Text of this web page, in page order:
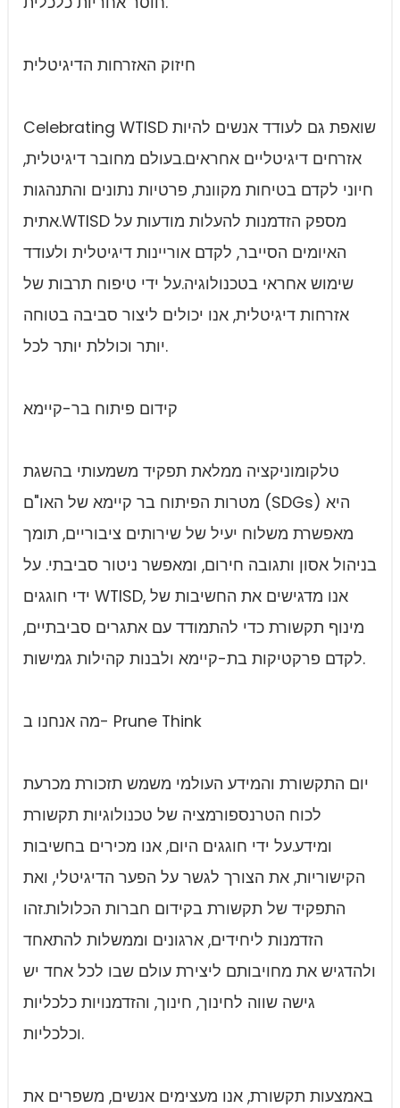
חיזוק האזרחות הדיגיטלית
Celebrating WTISD שואפת גם לעודד אנשים להיות
אזרחים דיגיטליים אחראים.בעולם מחובר דיגיטלית,
חיוני לקדם בטיחות מקוונת, פרטיות נתונים והתנהגות
אתית.WTISD מספק הזדמנות להעלות מודעות על
האיומים הסייבר, לקדם אוריינות דיגיטלית ולעודד
שימוש אחראי בטכנולוגיה.על ידי טיפוח תרבות של
אזרחות דיגיטלית, אנו יכולים ליצור סביבה בטוחה
יותר וכוללת יותר לכל.
קידום פיתוח בר-קיימא
טלקומוניקציה ממלאת תפקיד משמעותי בהשגת
מטרות הפיתוח בר קיימא של האו"ם (SDGs) היא
מאפשרת משלוח יעיל של שירותים ציבוריים, תומך
בניהול אסון ותגובה חירום, ומאפשר ניטור סביבתי. על
ידי חוגגים WTISD, אנו מדגישים את החשיבות של
מינוף תקשורת כדי להתמודד עם אתגרים סביבתיים,
לקדם פרקטיקות בת-קיימא ולבנות קהילות גמישות.
מה אנחנו ב- Prune Think
יום התקשורת והמידע העולמי משמש תזכורת מכרעת
לכוח הטרנספורמציה של טכנולוגיות תקשורת
ומידע.על ידי חוגגים היום, אנו מכירים בחשיבות
הקישוריות, את הצורך לגשר על הפער הדיגיטלי, ואת
התפקיד של תקשורת בקידום חברות הכלולות.זהו
הזדמנות ליחידים, ארגונים וממשלות להתאחד
ולהדגיש את מחויבותם ליצירת עולם שבו לכל אחד יש
גישה שווה לחינוך, חינוך, והזדמנויות כלכליות
וכלכליות.
באמצעות תקשורת, אנו מעצימים אנשים, משפרים את